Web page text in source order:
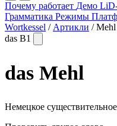
Почему работает Демо
Грамматика Режимы
Wortkessel / Артикли / Mehl
das B1
das Mehl
Немецкое